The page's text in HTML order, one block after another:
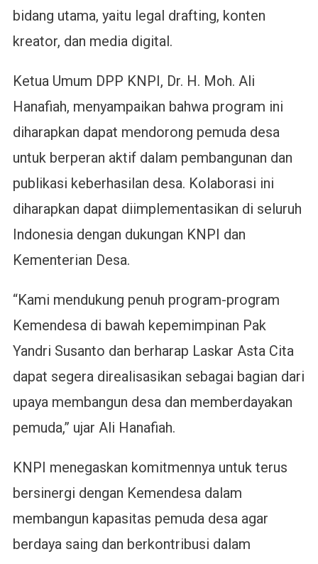
bidang utama, yaitu legal drafting, konten
kreator, dan media digital.
Ketua Umum DPP KNPI, Dr. H. Moh. Ali
Hanafiah, menyampaikan bahwa program ini
diharapkan dapat mendorong pemuda desa
untuk berperan aktif dalam pembangunan dan
publikasi keberhasilan desa. Kolaborasi ini
diharapkan dapat diimplementasikan di seluruh
Indonesia dengan dukungan KNPI dan
Kementerian Desa.
“Kami mendukung penuh program-program
Kemendesa di bawah kepemimpinan Pak
Yandri Susanto dan berharap Laskar Asta Cita
dapat segera direalisasikan sebagai bagian dari
upaya membangun desa dan memberdayakan
pemuda,” ujar Ali Hanafiah.
KNPI menegaskan komitmennya untuk terus
bersinergi dengan Kemendesa dalam
membangun kapasitas pemuda desa agar
berdaya saing dan berkontribusi dalam